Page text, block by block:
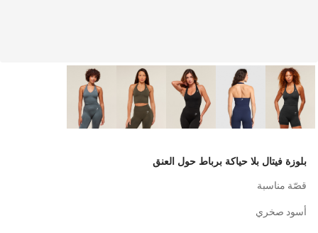
بلوزة فيتال بلا حياكة برباط حول العنق
قصّة مناسبة
أسود صخري